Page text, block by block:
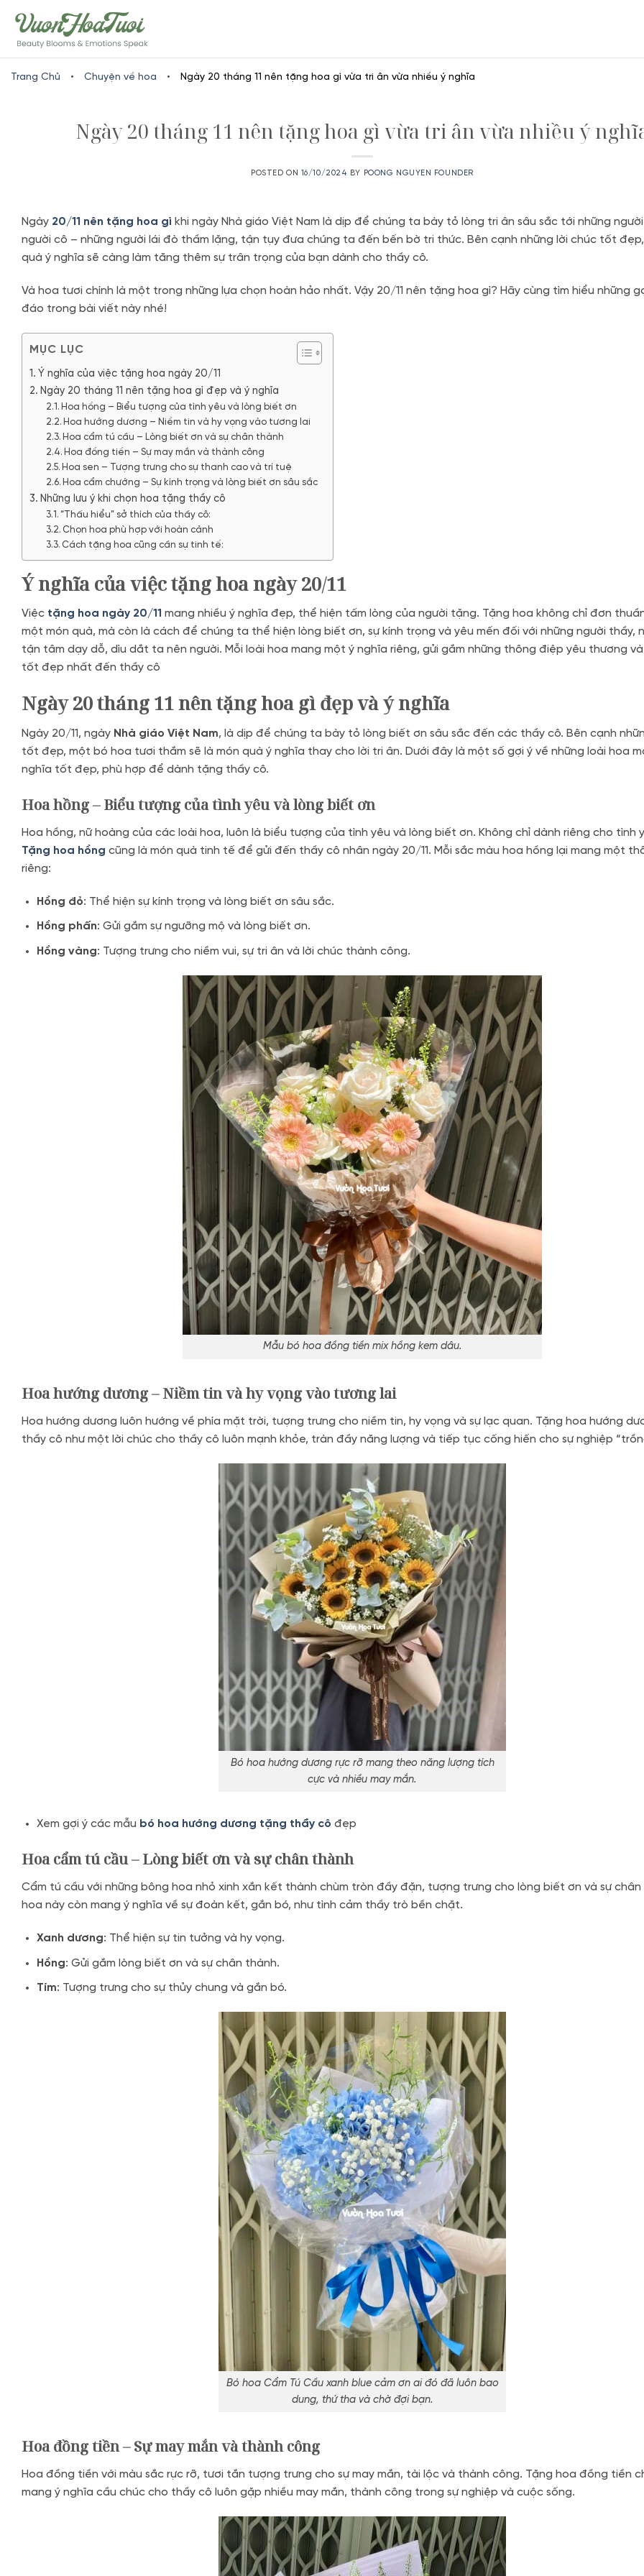
to
content
Trang Chủ • Chuyện về hoa • Ngày 20 tháng 11 nên tặng hoa gì vừa tri ân vừa nhiều ý nghĩa
Ngày 20 tháng 11 nên tặng hoa gì vừa tri ân vừa nhiều ý
POSTED ON 16/10/2024 BY POONG NGUYEN FOUNDER
Ngày 20/11 nên tặng hoa gì khi ngày Nhà giáo Việt Nam là dịp để chúng ta bày tỏ lòng tri ân sâu sắc tới những
người cô – những người lái đò thầm lặng, tận tụy đưa chúng ta đến bến bờ tri thức. Bên cạnh những lời chúc tốt
quà ý nghĩa sẽ càng làm tăng thêm sự trân trọng của bạn dành cho thầy cô.
Và hoa tươi chính là một trong những lựa chọn hoàn hảo nhất. Vậy 20/11 nên tặng hoa gì? Hãy cùng tìm hiểu những
đáo trong bài viết này nhé!
MỤC LỤC
Ý nghĩa của việc tặng hoa ngày 20/11
Ngày 20 tháng 11 nên tặng hoa gì đẹp và ý nghĩa
Hoa hồng – Biểu tượng của tình yêu và lòng biết ơn
Hoa hướng dương – Niềm tin và hy vọng vào tương lai
Hoa cẩm tú cầu – Lòng biết ơn và sự chân thành
Hoa đồng tiền – Sự may mắn và thành công
Hoa sen – Tượng trưng cho sự thanh cao và trí tuệ
Hoa cẩm chướng – Sự kính trọng và lòng biết ơn sâu sắc
Những lưu ý khi chọn hoa tặng thầy cô
“Thấu hiểu” sở thích của thầy cô:
Chọn hoa phù hợp với hoàn cảnh
Cách tặng hoa cũng cần sự tinh tế:
Ý nghĩa của việc tặng hoa ngày 20/11
Việc tặng hoa ngày 20/11 mang nhiều ý nghĩa đẹp, thể hiện tấm lòng của người tặng. Tặng hoa không chỉ đơn
một món quà, mà còn là cách để chúng ta thể hiện lòng biết ơn, sự kính trọng và yêu mến đối với những người thầy,
tận tâm dạy dỗ, dìu dắt ta nên người. Mỗi loài hoa mang một ý nghĩa riêng, gửi gắm những thông điệp yêu thương
tốt đẹp nhất đến thầy cô
Ngày 20 tháng 11 nên tặng hoa gì đẹp và ý nghĩa
Ngày 20/11, ngày Nhà giáo Việt Nam, là dịp để chúng ta bày tỏ lòng biết ơn sâu sắc đến các thầy cô. Bên cạnh
tốt đẹp, một bó hoa tươi thắm sẽ là món quà ý nghĩa thay cho lời tri ân. Dưới đây là một số gợi ý về những loài hoa
nghĩa tốt đẹp, phù hợp để dành tặng thầy cô.
Hoa hồng – Biểu tượng của tình yêu và lòng biết ơn
Hoa hồng, nữ hoàng của các loài hoa, luôn là biểu tượng của tình yêu và lòng biết ơn. Không chỉ dành riêng cho tình
Tặng hoa hồng cũng là món quà tinh tế để gửi đến thầy cô nhân ngày 20/11. Mỗi sắc màu hoa hồng lại mang một
riêng:
Hồng đỏ: Thể hiện sự kính trọng và lòng biết ơn sâu sắc.
Hồng phấn: Gửi gắm sự ngưỡng mộ và lòng biết ơn.
Hồng vàng: Tượng trưng cho niềm vui, sự tri ân và lời chúc thành công.
Mẫu bó hoa đồng tiền mix hồng kem dâu.
Hoa hướng dương – Niềm tin và hy vọng vào tương lai
Hoa hướng dương luôn hướng về phía mặt trời, tượng trưng cho niềm tin, hy vọng và sự lạc quan. Tặng hoa hướng
thầy cô như một lời chúc cho thầy cô luôn mạnh khỏe, tràn đầy năng lượng và tiếp tục cống hiến cho sự nghiệp
Bó hoa hướng dương rực rỡ mang theo năng lượng tích
cực và nhiều may mắn.
Xem gợi ý các mẫu bó hoa hướng dương tặng thầy cô đẹp
Hoa cẩm tú cầu – Lòng biết ơn và sự chân thành
Cẩm tú cầu với những bông hoa nhỏ xinh xắn kết thành chùm tròn đầy đặn, tượng trưng cho lòng biết ơn và sự chân
hoa này còn mang ý nghĩa về sự đoàn kết, gắn bó, như tình cảm thầy trò bền chặt.
Xanh dương: Thể hiện sự tin tưởng và hy vọng.
Hồng: Gửi gắm lòng biết ơn và sự chân thành.
Tím: Tượng trưng cho sự thủy chung và gắn bó.
Bó hoa Cẩm Tú Cầu xanh blue cảm ơn ai đó đã luôn bao
dung, thứ tha và chờ đợi bạn.
Hoa đồng tiền – Sự may mắn và thành công
Hoa đồng tiền với màu sắc rực rỡ, tươi tắn tượng trưng cho sự may mắn, tài lộc và thành công. Tặng hoa đồng tiền
mang ý nghĩa cầu chúc cho thầy cô luôn gặp nhiều may mắn, thành công trong sự nghiệp và cuộc sống.